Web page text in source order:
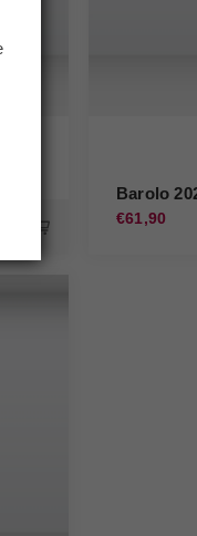
Barolo
€61,90